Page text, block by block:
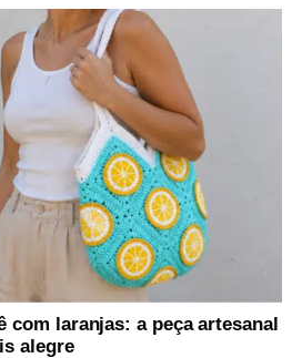
com laranjas: a peça artesanal
alegre